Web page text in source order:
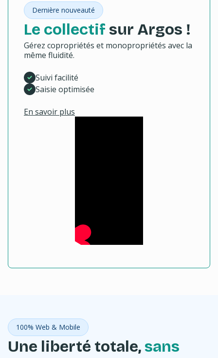
Dernière nouveauté
Le collectif sur Argos !
Gérez copropriétés et monopropriétés avec la
même fluidité.
Suivi facilité
Saisie optimisée
En savoir plus
100% Web & Mobile
Une liberté totale,sans